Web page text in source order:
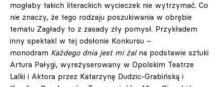
mogłaby takich literackich wycieczek nie wytrzymać. Co
nie znaczy, że tego rodzaju poszukiwania w obrębie
tematu Zagłady to z zasady zły pomysł. Przykładem
inny spektakl w tej odsłonie Konkursu –
monodram Każdego dnia jest mi żalna podstawie sztuki
Artura Pałygi, wyreżyserowany w Opolskim Teatrze
Lalki i Aktora przez Katarzynę Dudzic-Grabińską i